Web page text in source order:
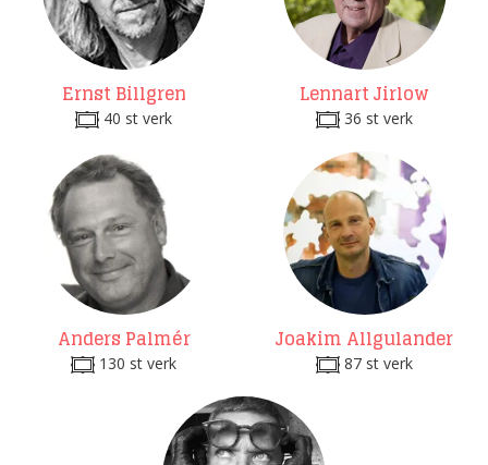
Ernst Billgren
40 st verk
Lennart Jirlow
36 st verk
Anders Palmér
130 st verk
Joakim Allgulander
87 st verk